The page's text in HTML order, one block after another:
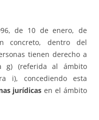
de 10 de enero, de
concreto, dentro del
tienen derecho a
g) (referida al ámbito
i), concediendo esta
jurídicas en el ámbito